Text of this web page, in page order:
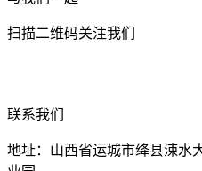
扫描二维码关注我们
联系我们
地址：山西省运城市绛县涑水